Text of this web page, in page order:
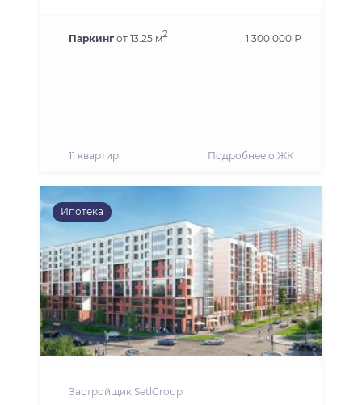
Паркинг от 13.25 м2 1 300 000 ₽
11 квартир Подробнее о ЖК
Ипотека
Застройщик SetlGroup